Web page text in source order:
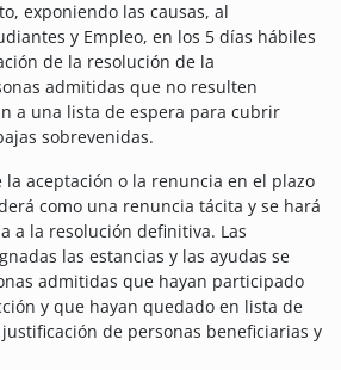
exponiendo las causas, al
y Empleo, en los 5 días hábiles
de la resolución de la
admitidas que no resulten
a una lista de espera para cubrir
sobrevenidas.
la aceptación o la renuncia en el plazo
como una renuncia tácita y se hará
a la resolución definitiva. Las
las estancias y las ayudas se
admitidas que hayan participado
y que hayan quedado en lista de
de personas beneficiarias y